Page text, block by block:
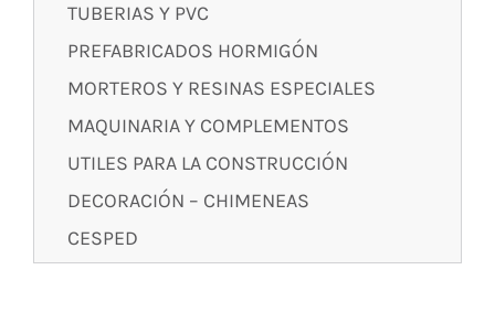
TUBERIAS Y PVC
PREFABRICADOS HORMIGÓN
MORTEROS Y RESINAS ESPECIALES
MAQUINARIA Y COMPLEMENTOS
UTILES PARA LA CONSTRUCCIÓN
DECORACIÓN – CHIMENEAS
CESPED